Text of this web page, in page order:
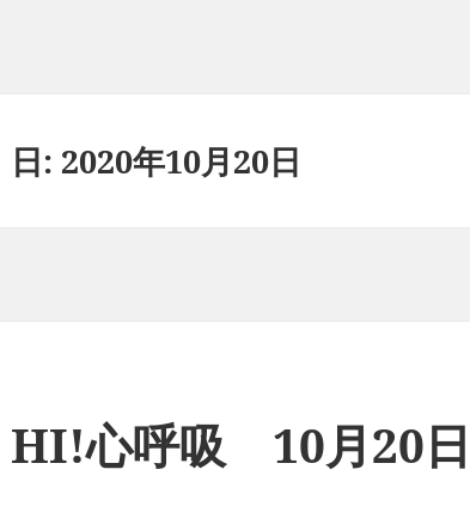
日: 2020年10月20日
HI!心呼吸 10月20日